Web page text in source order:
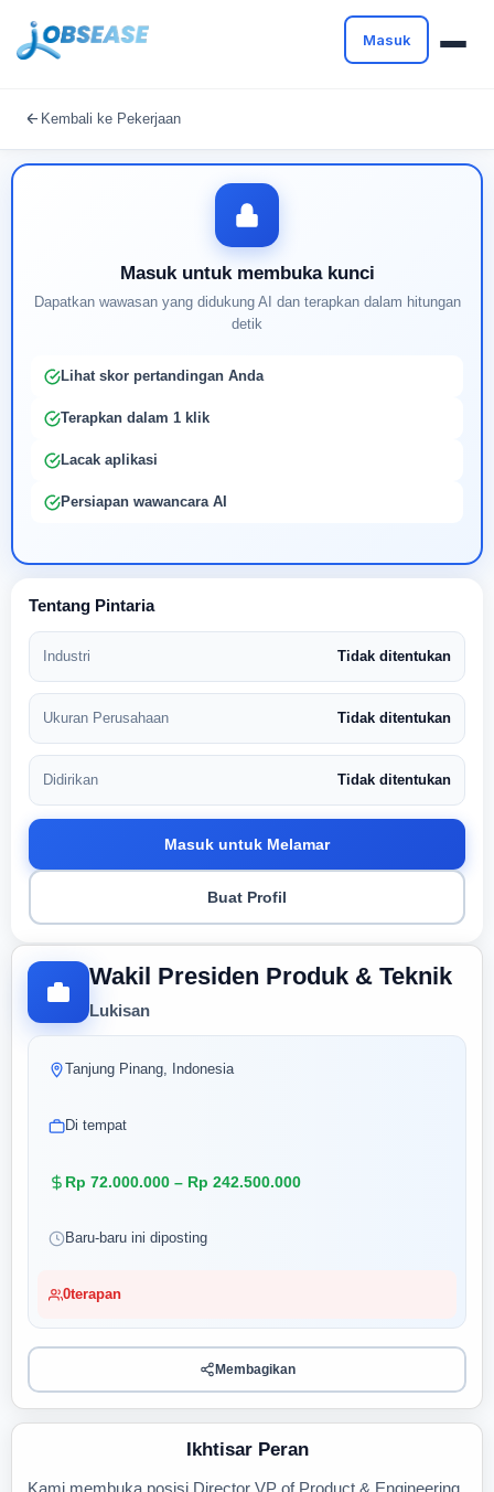
Masuk
Kembali ke Pekerjaan
Wakil Presiden Produk & Teknik
Lukisan
Tanjung Pinang, Indonesia
Di tempat
Rp 72.000.000 – Rp 242.500.000
Baru-baru ini diposting
0terapan
Membagikan
Ikhtisar Peran
Kami membuka posisi Director VP of Product & Engineering
Masuk untuk membuka kunci
Dapatkan wawasan yang didukung AI dan terapkan dalam hitungan
detik
Lihat skor pertandingan Anda
Terapkan dalam 1 klik
Lacak aplikasi
Persiapan wawancara AI
Tentang Pintaria
Industri Tidak ditentukan
Ukuran Perusahaan Tidak ditentukan
Didirikan Tidak ditentukan
Masuk untuk Melamar
Buat Profil
Buat profil Anda untuk membuka kunci pencocokan